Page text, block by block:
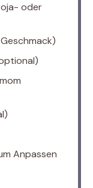
oder
Anpassen